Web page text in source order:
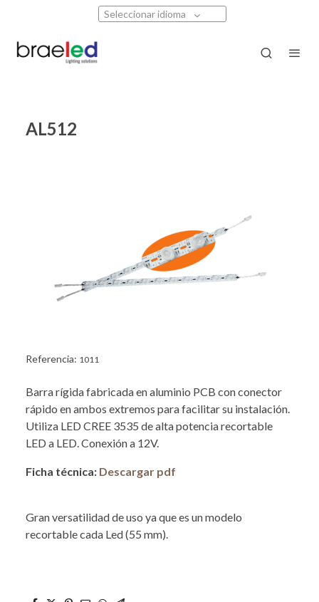
Seleccionar idioma
AL512
Referencia: 1011
Barra rígida fabricada en aluminio PCB con conector
rápido en ambos extremos para facilitar su instalación.
Utiliza LED CREE 3535 de alta potencia recortable
LED a LED. Conexión a 12V.
Ficha técnica: Descargar pdf
Gran versatilidad de uso ya que es un modelo
recortable cada Led (55 mm).